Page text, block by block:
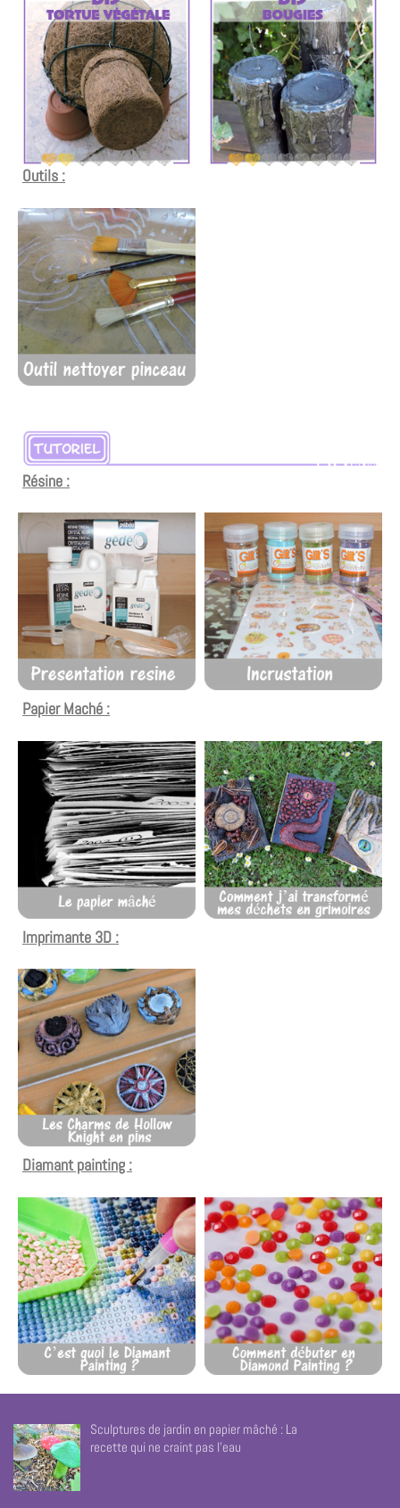
Outils :
Résine :
Papier Maché :
Imprimante 3D :
Diamant painting :
Sculptures de jardin en papier mâché : La
recette qui ne craint pas l’eau